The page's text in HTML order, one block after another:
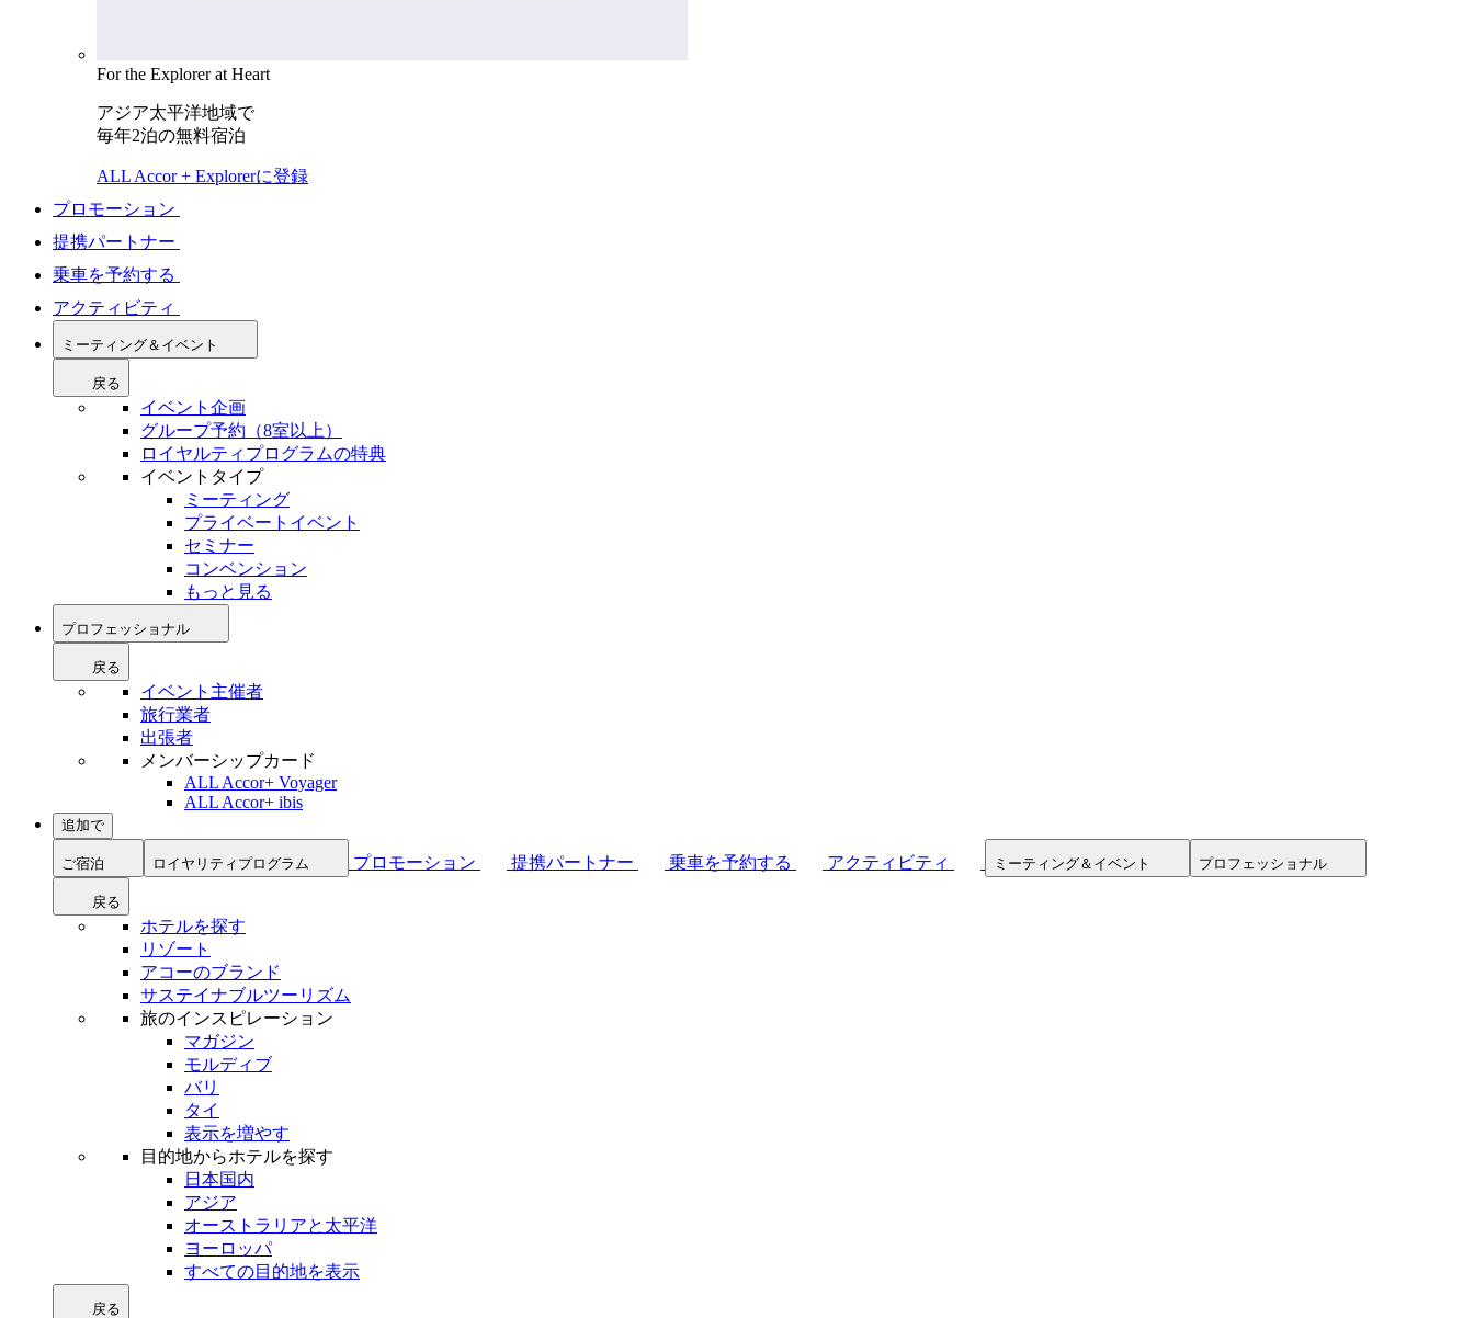
For the Explorer at Heart
アジア太平洋地域で
毎年2泊の無料宿泊
ALL Accor + Explorerに登録
プロモーション
提携パートナー
乗車を予約する
アクティビティ
ミーティング＆イベント
戻る
イベント企画
グループ予約（8室以上）
ロイヤルティプログラムの特典
イベントタイプ
ミーティング
プライベートイベント
セミナー
コンベンション
もっと見る
プロフェッショナル
戻る
イベント主催者
旅行業者
出張者
メンバーシップカード
ALL Accor+ Voyager
ALL Accor+ ibis
追加で
ご宿泊 ロイヤリティプログラム プロモーション 提携パートナー 乗車を予約する アクティビティ ミーティング＆イベント プロフェッショナル
戻る
ホテルを探す
リゾート
アコーのブランド
サステイナブルツーリズム
旅のインスピレーション
マガジン
モルディブ
バリ
タイ
表示を増やす
目的地からホテルを探す
日本国内
アジア
オーストラリアと太平洋
ヨーロッパ
すべての目的地を表示
戻る